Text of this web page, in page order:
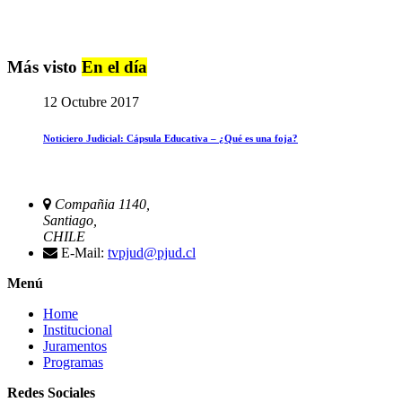
Más visto En el día
12 Octubre 2017
Noticiero Judicial: Cápsula Educativa – ¿Qué es una foja?
Compañia 1140,
Santiago,
CHILE
E-Mail: tvpjud@pjud.cl
Menú
Home
Institucional
Juramentos
Programas
Redes Sociales